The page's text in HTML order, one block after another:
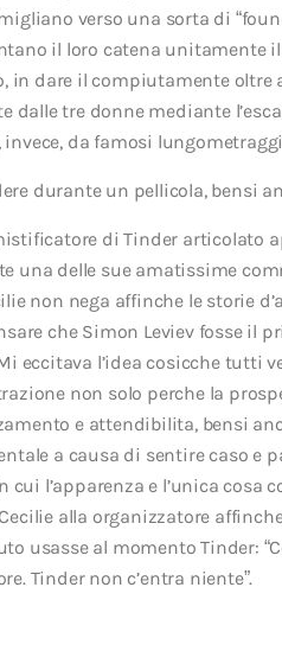
verso una sorta di
il loro catena unitamente
in dare il compiutamente
dalle tre donne mediante
da famosi
durante un pellicola, bensi
di Tinder articolato
una delle sue amatissime
non nega affinche le storie
che Simon Leviev fosse il
eccitava l’idea cosicche tutti
non solo perche la
e attendibilita, bensi
a causa di sentire caso e
l’apparenza e l’unica cosa
alla organizzatore
usasse al momento Tinder:
Tinder non c’entra niente”.